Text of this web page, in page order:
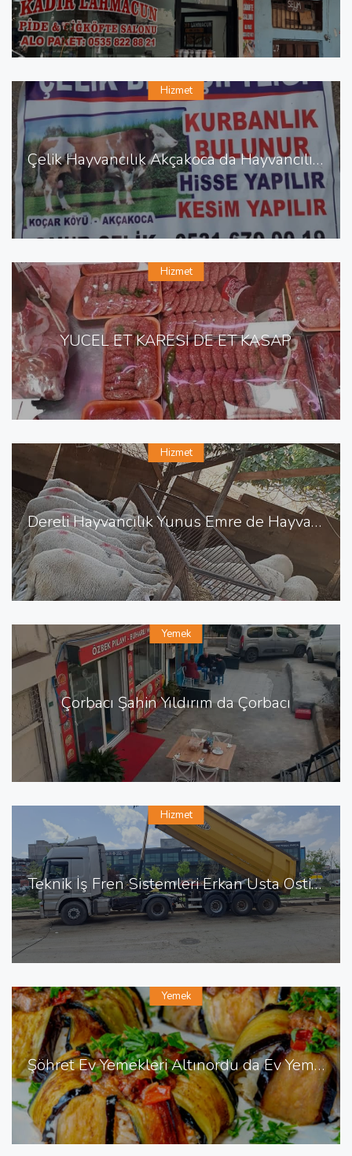
Çelik Hayvancılık Akçakoca da Hayvancılık Besicilik
Hizmet
YÜCEL ET KARESİ DE ET KASAP
Hizmet
Dereli Hayvancılık Yunus Emre de Hayvancılık Besicilik
Hizmet
Çorbacı Şahin Yıldırım da Çorbacı
Yemek
Teknik İş Fren Sistemleri Erkan Usta Ostim de Fren Tamiri
Hizmet
Şöhret Ev Yemekleri Altınordu da Ev Yemekleri
Yemek